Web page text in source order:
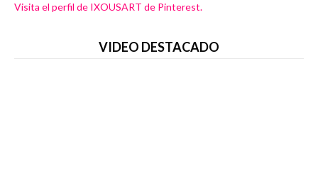
Visita el perfil de IXOUSART de Pinterest.
VIDEO DESTACADO